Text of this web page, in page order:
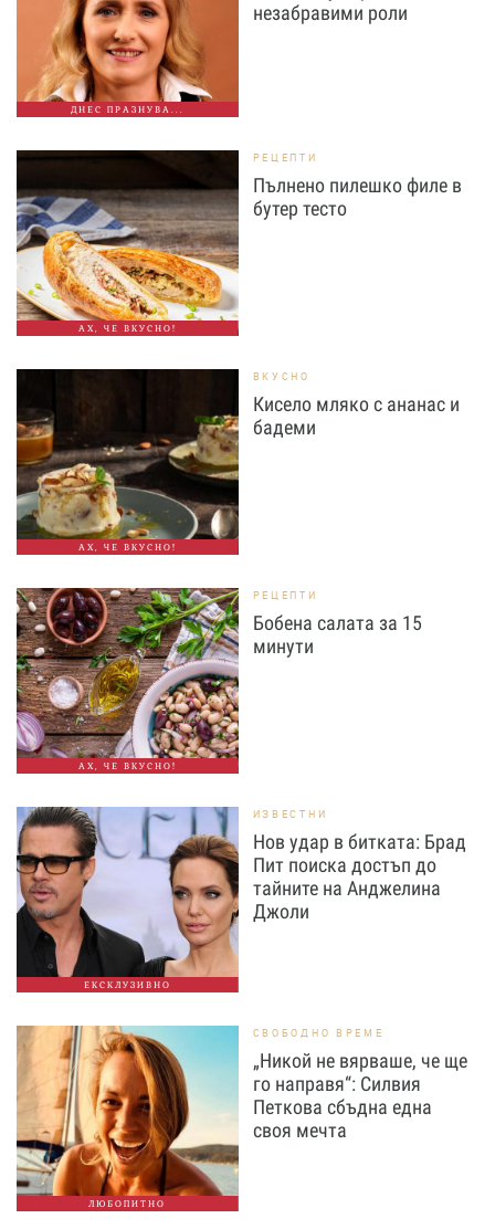
ДНЕС ПРАЗНУВА...
незабравими роли
АХ, ЧЕ ВКУСНО!
РЕЦЕПТИ
Пълнено пилешко филе в
бутер тесто
АХ, ЧЕ ВКУСНО!
ВКУСНО
Кисело мляко с ананас и
бадеми
АХ, ЧЕ ВКУСНО!
РЕЦЕПТИ
Бобена салата за 15
минути
ЕКСКЛУЗИВНО
ИЗВЕСТНИ
Нов удар в битката: Брад
Пит поиска достъп до
тайните на Анджелина
Джоли
ЛЮБОПИТНО
СВОБОДНО ВРЕМЕ
„Никой не вярваше, че ще
го направя“: Силвия
Петкова сбъдна една
своя мечта